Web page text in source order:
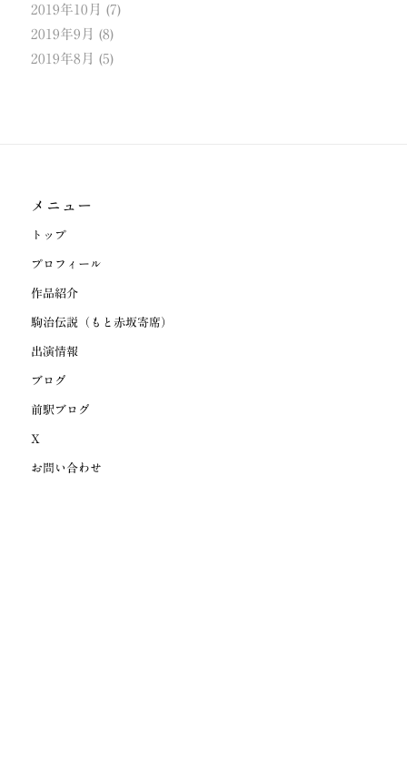
2019年10月 (7)
2019年9月 (8)
2019年8月 (5)
メニュー
トップ
プロフィール
作品紹介
駒治伝説（もと赤坂寄席）
出演情報
ブログ
前駅ブログ
X
お問い合わせ